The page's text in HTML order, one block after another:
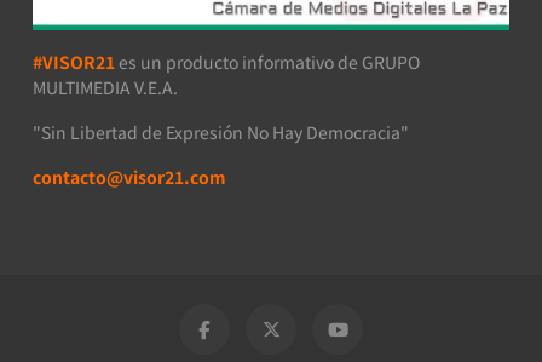
#VISOR21 es un producto informativo de GRUPO
MULTIMEDIA V.E.A.
"Sin Libertad de Expresión No Hay Democracia"
contacto@visor21.com